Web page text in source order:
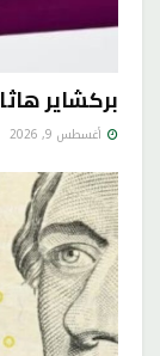
بركشاير
أغسطس 9, 2026